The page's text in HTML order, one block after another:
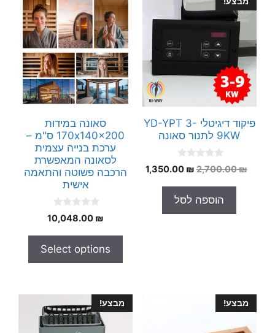
פיקוד דיגיטלי YD-YPT 3-
9KW לתנור סאונה
0
o
o
5
2,700.00₪
המחיר
היה:
2,700.00 ₪.
1,350.00 ₪
המחיר
הוספה לסל
סאונה במידות
170x140x200 ס"מ –
ערכת בנייה עצמית
לסאונה המאפשרת
הרכבה פשוטה והתאמה
אישית
0
o
o
5
10,048.00 ₪
Select options
מבצע! מבצע!